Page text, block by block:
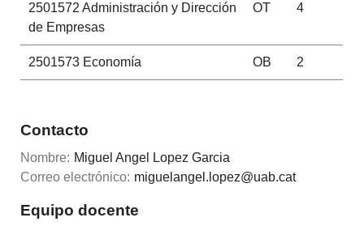
2501572 Administración y Dirección
de Empresas
OT 4
2501573Economía OB 2
Contacto
Nombre: Miguel Angel Lopez Garcia
Correo electrónico: miguelangel.lopez@uab.cat
Equipo docente